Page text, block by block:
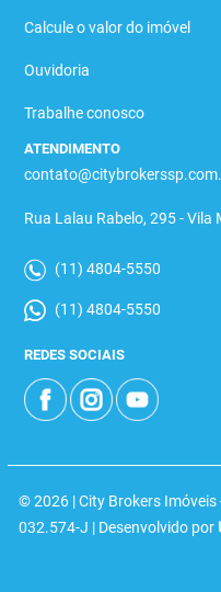
Calcule o valor do imóvel
Ouvidoria
Trabalhe conosco
ATENDIMENTO
Rua Lalau Rabelo, 295 - Vila
(11) 4804-5550
(11) 4804-5550
REDES SOCIAIS
© 2026 | City Brokers
032.574-J | Desenvolvido por